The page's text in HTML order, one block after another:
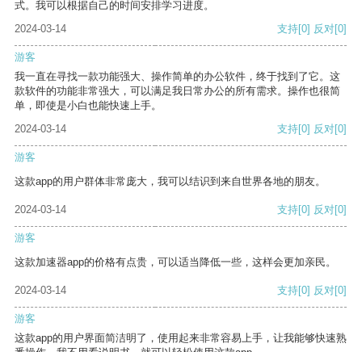
式。我可以根据自己的时间安排学习进度。
2024-03-14
支持[0] 反对[0]
游客
我一直在寻找一款功能强大、操作简单的办公软件，终于找到了它。这
款软件的功能非常强大，可以满足我日常办公的所有需求。操作也很简
单，即使是小白也能快速上手。
2024-03-14
支持[0] 反对[0]
游客
这款app的用户群体非常庞大，我可以结识到来自世界各地的朋友。
2024-03-14 支持[0] 反对[0]
游客
这款加速器app的价格有点贵，可以适当降低一些，这样会更加亲民。
2024-03-14 支持[0] 反对[0]
游客
这款app的用户界面简洁明了，使用起来非常容易上手，让我能够快速熟